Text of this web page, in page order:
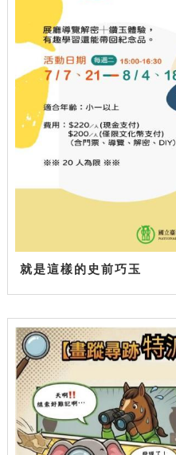
就是這樣的史前巧玉